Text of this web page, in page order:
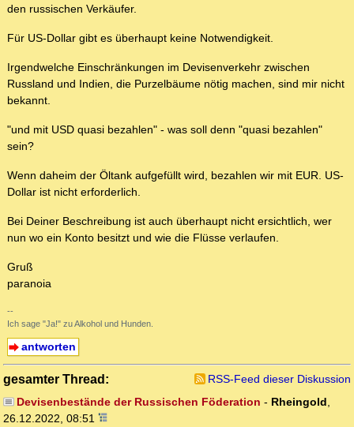
den russischen Verkäufer.
Für US-Dollar gibt es überhaupt keine Notwendigkeit.
Irgendwelche Einschränkungen im Devisenverkehr zwischen
Russland und Indien, die Purzelbäume nötig machen, sind mir nicht
bekannt.
"und mit USD quasi bezahlen" - was soll denn "quasi bezahlen"
sein?
Wenn daheim der Öltank aufgefüllt wird, bezahlen wir mit EUR. US-
Dollar ist nicht erforderlich.
Bei Deiner Beschreibung ist auch überhaupt nicht ersichtlich, wer
nun wo ein Konto besitzt und wie die Flüsse verlaufen.
Gruß
paranoia
--
Ich sage "Ja!" zu Alkohol und Hunden.
antworten
gesamter Thread:
RSS-Feed dieser Diskussion
Devisenbestände der Russischen Föderation - Rheingold,
26.12.2022, 08:51